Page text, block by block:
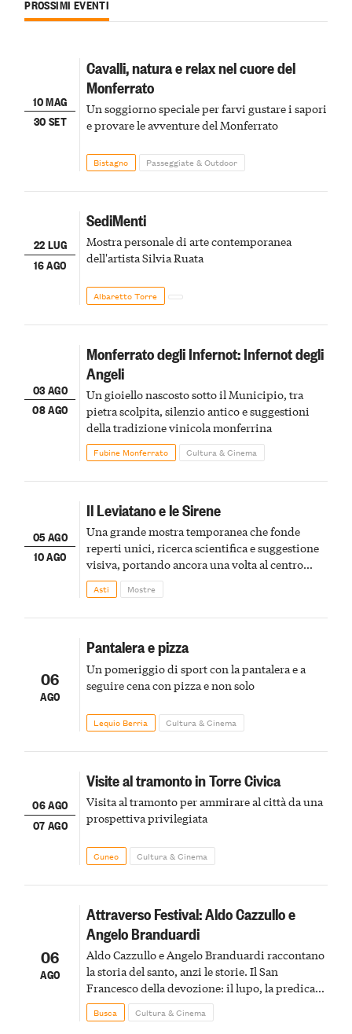
PROSSIMI EVENTI
10 MAG
30 SET
Cavalli, natura e relax nel cuore del
Monferrato
Un soggiorno speciale per farvi gustare i sapori
e provare le avventure del Monferrato
Bistagno Passeggiate & Outdoor
22 LUG
16 AGO
SediMenti
Mostra personale di arte contemporanea
dell'artista Silvia Ruata
Albaretto Torre
03 AGO
08 AGO
Monferrato degli Infernot: Infernot degli
Angeli
Un gioiello nascosto sotto il Municipio, tra
pietra scolpita, silenzio antico e suggestioni
della tradizione vinicola monferrina
Fubine Monferrato Cultura & Cinema
05 AGO
10 AGO
Il Leviatano e le Sirene
Una grande mostra temporanea che fonde
reperti unici, ricerca scientifica e suggestione
visiva, portando ancora una volta al centro
della scena le meraviglie del passato astigiano
Asti Mostre
06
AGO
Pantalera e pizza
Un pomeriggio di sport con la pantalera e a
seguire cena con pizza e non solo
Lequio Berria Cultura & Cinema
06 AGO
07 AGO
Visite al tramonto in Torre Civica
Visita al tramonto per ammirare al città da una
prospettiva privilegiata
Cuneo Cultura & Cinema
06
AGO
Attraverso Festival: Aldo Cazzullo e
Angelo Branduardi
Aldo Cazzullo e Angelo Branduardi raccontano
la storia del santo, anzi le storie. Il San
Francesco della devozione: il lupo, la predica
agli uccelli, le stimmate
Busca Cultura & Cinema